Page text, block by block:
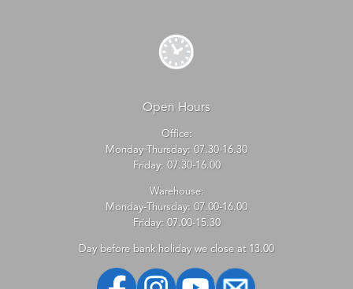
Open Hours
Office:
Monday-Thursday: 07.30-16.30
Friday: 07.30-16.00
Warehouse:
Monday-Thursday: 07.00-16.00
Friday: 07.00-15.30
Day before bank holiday we close at 13.00